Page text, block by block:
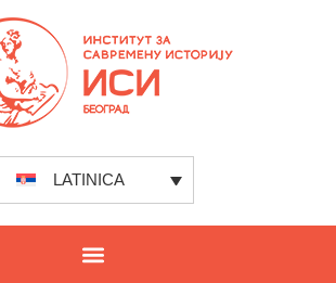
LATINICA